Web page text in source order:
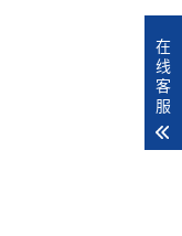
在
线
客
服